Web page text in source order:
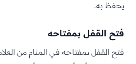
يحفظ به.
فتح القفل بمفتاحه
فتح القفل بمفتاحه في المنام من